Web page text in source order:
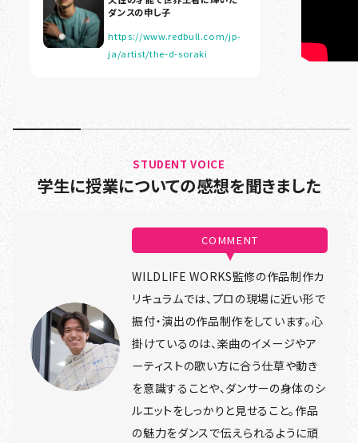
ダンスの申し子
https://www.redbull.com/jp-
ja/artist/the-d-soraki
STUDENT VOICE
学生に授業についての感想を聞きました
COMMENT
WILDLIFE WORKS監修の作品制作カ
リキュラムでは、プロの現場に近い形で
振付・演出の作品制作をしています。心
掛けているのは、楽曲のイメージやア
ーティストの歌い方に合う仕草や動き
を意識することや、ダンサーの身体のシ
ルエットをしっかりと見せること。作品
の魅力をダンスで伝えられるように頑